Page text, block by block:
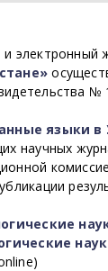
электронный
№
языки в
научных